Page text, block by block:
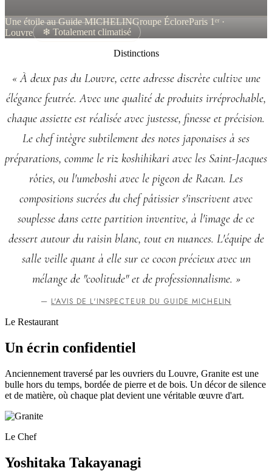
Une étoile au Guide MICHELINGroupe ÉcloreParis 1ᵉʳ ·
Louvre
❄ Totalement climatisé
Distinctions
« À deux pas du Louvre, cette adresse discrète cultive une
élégance feutrée. Avec une qualité de produits irréprochable,
chaque assiette est réalisée avec justesse, finesse et précision.
Le chef intègre subtilement des notes japonaises à ses
préparations, comme le riz koshihikari avec les Saint-Jacques
rôties, ou l'umeboshi avec le pigeon de Racan. Les
compositions sucrées du chef pâtissier s'inscrivent avec
souplesse dans cette partition inventive, à l'image de ce
dessert autour du raisin blanc, tout en nuances. L'équipe de
salle veille quant à elle sur ce cocon précieux avec un
mélange de "coolitude" et de professionnalisme. »
— L'AVIS DE L'INSPECTEUR DU GUIDE MICHELIN
Le Restaurant
Un écrin confidentiel
Anciennement traversé par les ouvriers du Louvre, Granite est une
bulle hors du temps, bordée de pierre et de bois. Un décor de silence
et de matière, où chaque plat devient une véritable œuvre d'art.
Le Chef
Yoshitaka Takayanagi